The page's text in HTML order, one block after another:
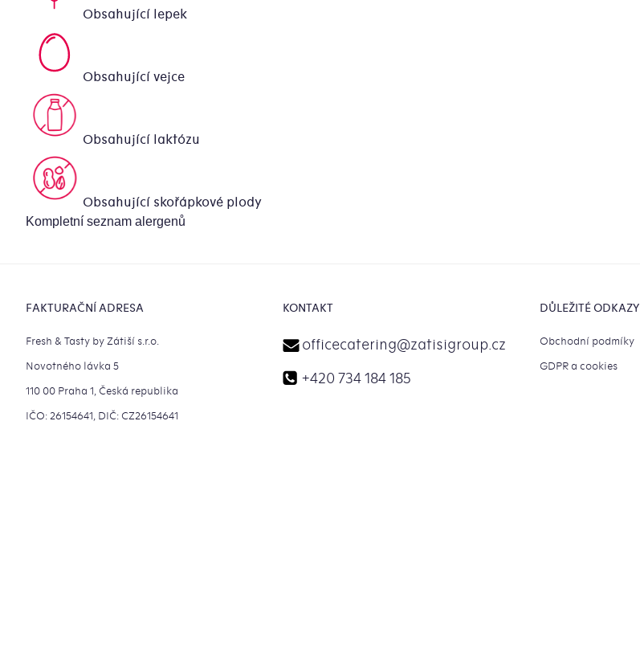
Obsahující lepek
Obsahující vejce
Obsahující laktózu
Obsahující skořápkové plody
Kompletní seznam alergenů
FAKTURAČNÍ ADRESA
Fresh & Tasty by Zátiší s.r.o.
Novotného lávka 5
110 00 Praha 1, Česká republika
IČO: 26154641, DIČ: CZ26154641
KONTAKT
officecatering@zatisigroup.cz
+420 734 184 185
DŮLEŽITÉ ODKAZY
Obchodní podmíky
GDPR a cookies